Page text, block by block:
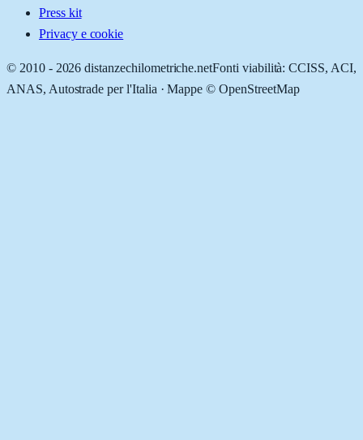
Press kit
Privacy e cookie
© 2010 - 2026 distanzechilometriche.netFonti viabilità: CCISS, ACI,
ANAS, Autostrade per l'Italia · Mappe © OpenStreetMap